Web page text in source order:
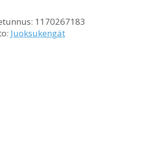
1170267183
Juoksukengät